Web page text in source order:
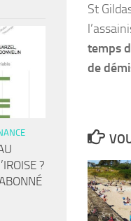
St
temps
de
?